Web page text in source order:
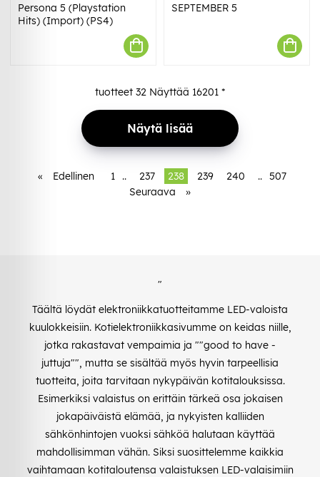
Persona 5 (Playstation
Hits) (Import) (PS4)
SEPTEMBER 5
tuotteet 32 Näyttää 16201 *
Näytä lisää
« Edellinen 1 .. 237 238 239 240 .. 507
Seuraava
»
"
Täältä löydät elektroniikkatuotteitamme LED-valoista
kuulokkeisiin. Kotielektroniikkasivumme on keidas niille,
jotka rakastavat vempaimia ja ""good to have -
juttuja"", mutta se sisältää myös hyvin tarpeellisia
tuotteita, joita tarvitaan nykypäivän kotitalouksissa.
Esimerkiksi valaistus on erittäin tärkeä osa jokaisen
jokapäiväistä elämää, ja nykyisten kalliiden
sähkönhintojen vuoksi sähköä halutaan käyttää
mahdollisimman vähän. Siksi suosittelemme kaikkia
vaihtamaan kotitaloutensa valaistuksen LED-valaisimiin